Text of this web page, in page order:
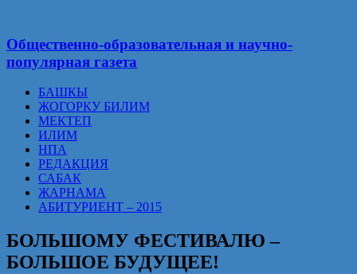
Общественно-образовательная и научно-
популярная газета
БАШКЫ
ЖОГОРКУ БИЛИМ
МЕКТЕП
ИЛИМ
НПА
РЕДАКЦИЯ
САБАК
ЖАРНАМА
АБИТУРИЕНТ – 2015
БОЛЬШОМУ ФЕСТИВАЛЮ –
БОЛЬШОЕ БУДУЩЕЕ!